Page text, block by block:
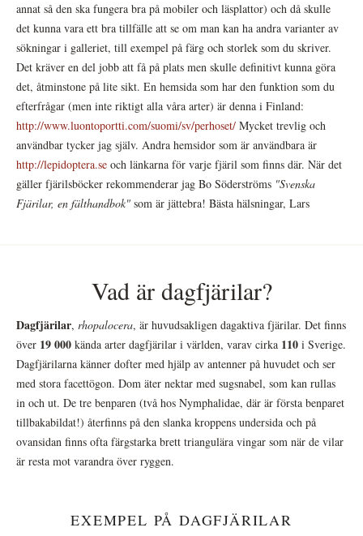
annat så den ska fungera bra på mobiler och läsplattor) och då skulle
det kunna vara ett bra tillfälle att se om man kan ha andra varianter av
sökningar i galleriet, till exempel på färg och storlek som du skriver.
Det kräver en del jobb att få på plats men skulle definitivt kunna göra
det, åtminstone på lite sikt. En hemsida som har den funktion som du
efterfrågar (men inte riktigt alla våra arter) är denna i Finland:
http://www.luontoportti.com/suomi/sv/perhoset/ Mycket trevlig och
användbar tycker jag själv. Andra hemsidor som är användbara är
http://lepidoptera.se och länkarna för varje fjäril som finns där. När det
gäller fjärilsböcker rekommenderar jag Bo Söderströms "Svenska
Fjärilar, en fälthandbok" som är jättebra! Bästa hälsningar, Lars
Vad är dagfjärilar?
Dagfjärilar, rhopalocera, är huvudsakligen dagaktiva fjärilar. Det finns
över 19 000 kända arter dagfjärilar i världen, varav cirka 110 i Sverige.
Dagfjärilarna känner dofter med hjälp av antenner på huvudet och ser
med stora facettögon. Dom äter nektar med sugsnabel, som kan rullas
in och ut. De tre benparen (två hos Nymphalidae, där är första benparet
tillbakabildat!) återfinns på den slanka kroppens undersida och på
ovansidan finns ofta färgstarka brett triangulära vingar som när de vilar
är resta mot varandra över ryggen.
EXEMPEL PÅ DAGFJÄRILAR